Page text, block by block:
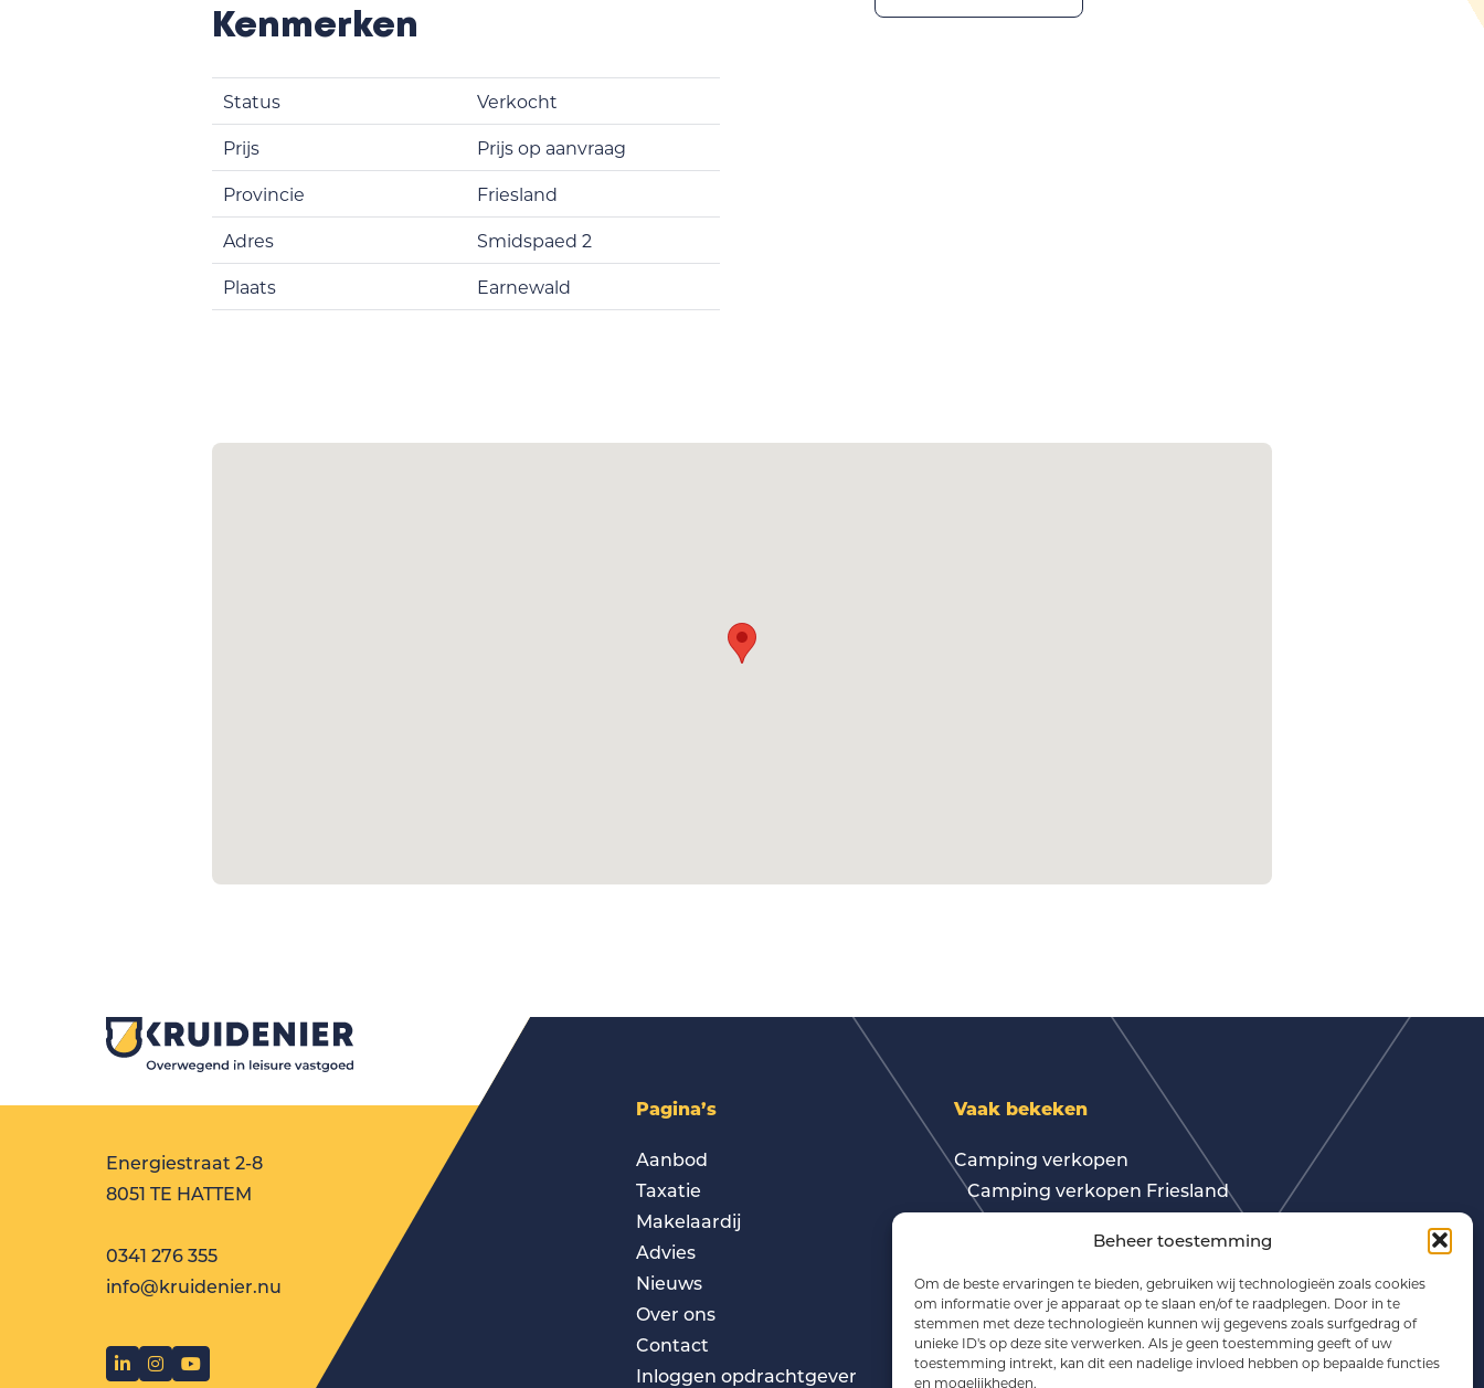
Beheer toestemming
Om de beste ervaringen te bieden, gebruiken wij technologieën zoals cookies
om informatie over je apparaat op te slaan en/of te raadplegen. Door in te
stemmen met deze technologieën kunnen wij gegevens zoals surfgedrag of
unieke ID's op deze site verwerken. Als je geen toestemming geeft of uw
toestemming intrekt, kan dit een nadelige invloed hebben op bepaalde functies
en mogelijkheden.
Kenmerken
Status
Verkocht
Prijs
Prijs op aanvraag
Provincie
Friesland
Adres
Smidspaed 2
Plaats
Earnewald
Energiestraat 2-8
8051 TE HATTEM
0341 276 355
info@kruidenier.nu
Pagina’s
Aanbod
Taxatie
Makelaardij
Advies
Nieuws
Over ons
Contact
Inloggen opdrachtgever
Vaak bekeken
Camping verkopen
Camping verkopen Friesland
Groepsaccommodatie verkopen
Camping te koop Drenthe
Camping te koop Gelderland
Camping te koop Friesland
Woning met B&B te koop